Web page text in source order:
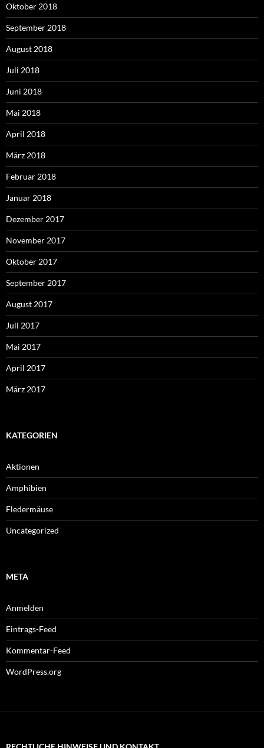
Oktober 2018
September 2018
August 2018
Juli 2018
Juni 2018
Mai 2018
April 2018
März 2018
Februar 2018
Januar 2018
Dezember 2017
November 2017
Oktober 2017
September 2017
August 2017
Juli 2017
Mai 2017
April 2017
März 2017
KATEGORIEN
Aktionen
Amphibien
Fledermäuse
Uncategorized
META
Anmelden
Eintrags-Feed
Kommentar-Feed
WordPress.org